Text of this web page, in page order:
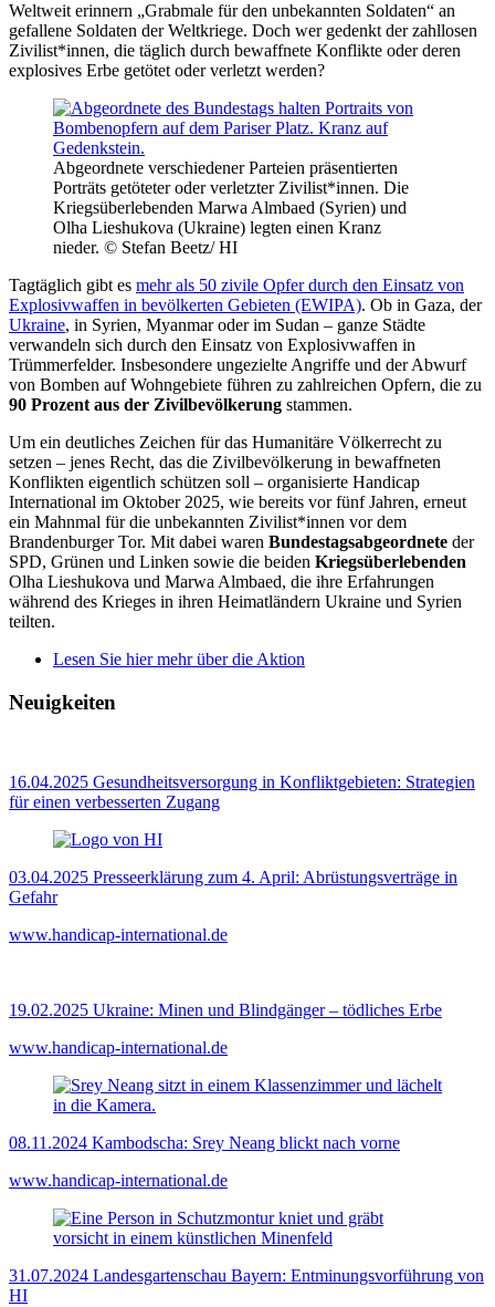
Weltweit erinnern „Grabmale für den unbekannten Soldaten“ an
gefallene Soldaten der Weltkriege. Doch wer gedenkt der zahllosen
Zivilist*innen, die täglich durch bewaffnete Konflikte oder deren
explosives Erbe getötet oder verletzt werden?
Abgeordnete verschiedener Parteien präsentierten
Porträts getöteter oder verletzter Zivilist*innen. Die
Kriegsüberlebenden Marwa Almbaed (Syrien) und
Olha Lieshukova (Ukraine) legten einen Kranz
nieder. © Stefan Beetz/ HI
Tagtäglich gibt es mehr als 50 zivile Opfer durch den Einsatz von
Explosivwaffen in bevölkerten Gebieten (EWIPA). Ob in Gaza, der
Ukraine, in Syrien, Myanmar oder im Sudan – ganze Städte
verwandeln sich durch den Einsatz von Explosivwaffen in
Trümmerfelder. Insbesondere ungezielte Angriffe und der Abwurf
von Bomben auf Wohngebiete führen zu zahlreichen Opfern, die zu
90 Prozent aus der Zivilbevölkerung stammen.
Um ein deutliches Zeichen für das Humanitäre Völkerrecht zu
setzen – jenes Recht, das die Zivilbevölkerung in bewaffneten
Konflikten eigentlich schützen soll – organisierte Handicap
International im Oktober 2025, wie bereits vor fünf Jahren, erneut
ein Mahnmal für die unbekannten Zivilist*innen vor dem
Brandenburger Tor. Mit dabei waren Bundestagsabgeordnete der
SPD, Grünen und Linken sowie die beiden Kriegsüberlebenden
Olha Lieshukova und Marwa Almbaed, die ihre Erfahrungen
während des Krieges in ihren Heimatländern Ukraine und Syrien
teilten.
Lesen Sie hier mehr über die Aktion
Neuigkeiten
16.04.2025 Gesundheitsversorgung in Konfliktgebieten: Strategien
für einen verbesserten Zugang
03.04.2025 Presseerklärung zum 4. April: Abrüstungsverträge in
Gefahr
www.handicap-international.de
19.02.2025 Ukraine: Minen und Blindgänger – tödliches Erbe
www.handicap-international.de
08.11.2024 Kambodscha: Srey Neang blickt nach vorne
www.handicap-international.de
31.07.2024 Landesgartenschau Bayern: Entminungsvorführung von
HI